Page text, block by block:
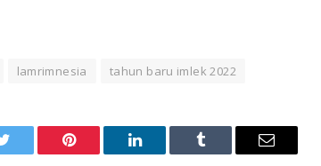
lamrimnesia tahun baru imlek 2022
Twitter Pinterest LinkedIn Tumblr Email